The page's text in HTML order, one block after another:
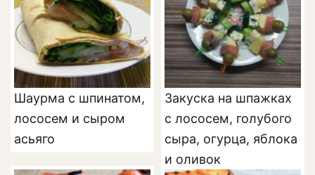
Шаурма с шпинатом,
лососем и сыром
асьяго
Закуска на шпажках
с лососем, голубого
сыра, огурца, яблока
и оливок